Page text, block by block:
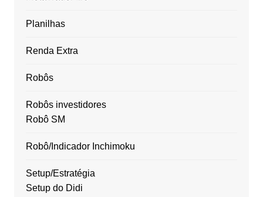
Planilhas
Renda Extra
Robôs
Robôs investidores
Robô SM
Robô/Indicador Inchimoku
Setup/Estratégia
Setup do Didi